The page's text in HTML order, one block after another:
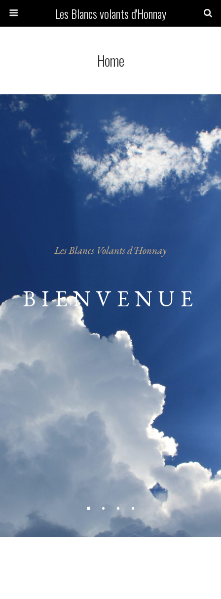
Les Blancs volants d'Honnay
Home
BIENVENUE
Les Blancs Volants d'Honnay